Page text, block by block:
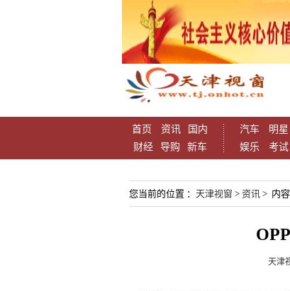
首页 资讯
国内
财经
导购 新车
汽车 明星
娱乐
考试
您当前的位置 ： 天津视窗 > 资讯 > 内
天津